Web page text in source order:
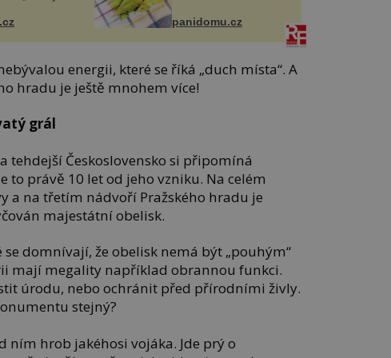
panidomu.cz
energii, které se říká „duch místa“. A
hradu je ještě mnohem více!
grál
tehdejší Československo si připomíná
to právě 10 let od jeho vzniku. Na celém
a na třetím nádvoří Pražského hradu je
majestátní obelisk.
domnívají, že obelisk nemá být „pouhým“
mají megality například obrannou funkci.
úrodu, nebo ochránit před přírodními živly.
stejný?
ním hrob jakéhosi vojáka. Jde prý o